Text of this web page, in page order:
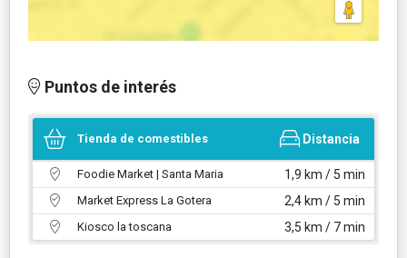
Puntos de interés
Tienda de comestibles Distancia
Foodie Market | Santa Maria 1,9 km / 5 min
Market Express La Gotera 2,4 km / 5 min
Kiosco la toscana 3,5 km / 7 min